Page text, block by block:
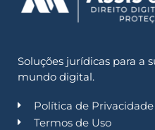
Soluções jurídicas para a
mundo digital.
Política de Privacidade
Termos de Uso